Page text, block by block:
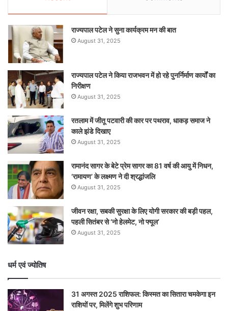
राज्यपाल पटेल ने सुना कार्यक्रम मन की बात
August 31, 2025
राज्यपाल पटेल ने किया राजभवन में हो रहे पुनर्निर्माण कार्यों का
निरीक्षण
August 31, 2025
रतलाम में जीतू पटवारी की कार पर पथराव, धाकड़ समाज ने
काले झंडे दिखाए
August 31, 2025
रामानंद सागर के बेटे प्रेम सागर का 81 वर्ष की आयु में निधन,
‘रामायण’ के लक्ष्मण ने दी श्रद्धांजलि
August 31, 2025
जीवन रक्षा, सबकी सुरक्षा के लिए योगी सरकार की बड़ी पहल,
पहली सितंबर से ‘नो हेलमेट, नो फ्यूल’
August 31, 2025
धर्म एवं ज्योतिष
31 अगस्त 2025 राशिफल: किस्मत का सितारा चमकेगा इन
राशियों पर, मिलेंगे शुभ परिणाम